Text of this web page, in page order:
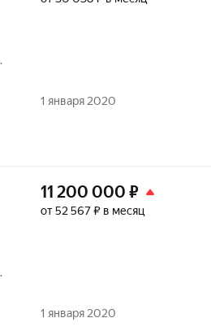
1 января 2020
11 200 000 ₽
от 52 567 ₽ в месяц
1 января 2020